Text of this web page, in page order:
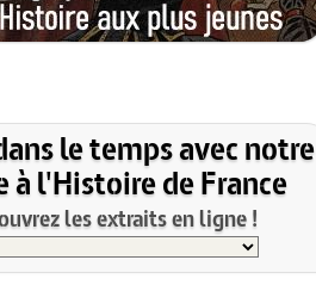
le temps avec notre
à l'Histoire de France
les extraits en ligne !